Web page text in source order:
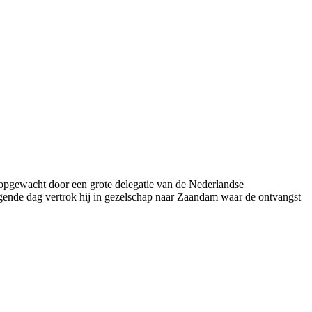
door een grote delegatie van de Nederlandse
dag vertrok hij in gezelschap naar Zaandam waar de ontvangst